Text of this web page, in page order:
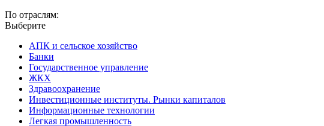
По отраслям:
Выберите
АПК и сельское хозяйство
Банки
Государственное управление
ЖКХ
Здравоохранение
Инвестиционные институты. Рынки капиталов
Информационные технологии
Легкая промышленность